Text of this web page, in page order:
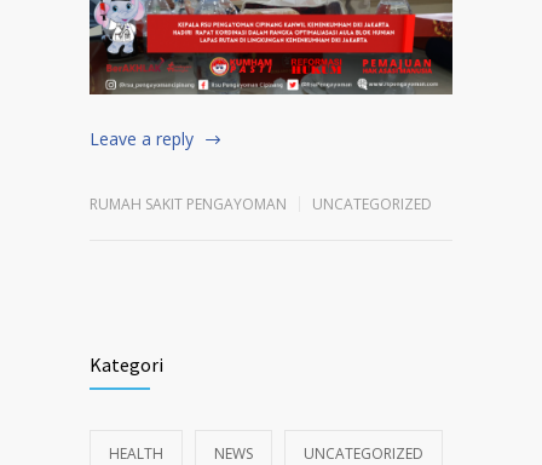
Leave a reply
RUMAH SAKIT PENGAYOMAN UNCATEGORIZED
Kategori
HEALTH NEWS UNCATEGORIZED